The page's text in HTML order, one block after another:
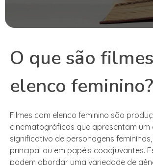
O que são
elenco feminino?
Filmes com elenco feminino são
cinematográficas que apresentam um
significativo de personagens
principal ou em papéis coadjuvantes.
podem abordar uma variedade de